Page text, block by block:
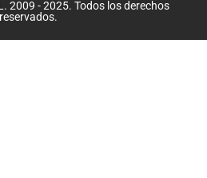
2009 - 2025. Todos los derechos
reservados.